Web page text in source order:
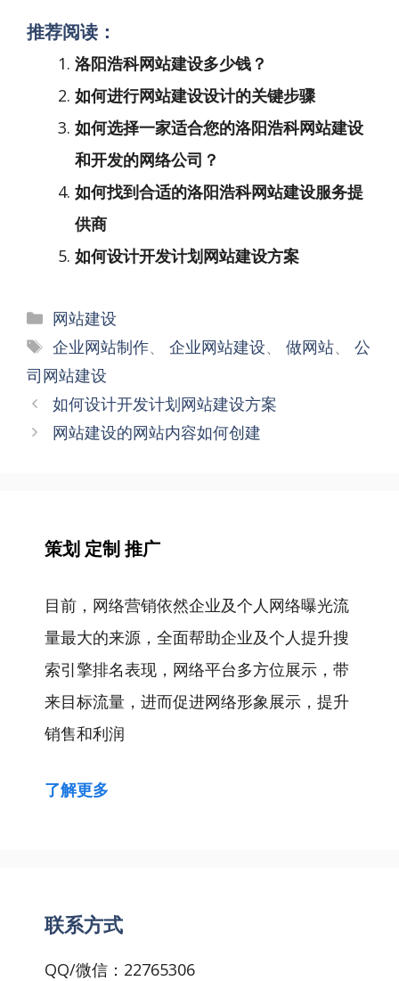
推荐阅读：
洛阳浩科网站建设多少钱？
如何进行网站建设设计的关键步骤
如何选择一家适合您的洛阳浩科网站建设
和开发的网络公司？
如何找到合适的洛阳浩科网站建设服务提
供商
如何设计开发计划网站建设方案
分
类
网站建设
标
签
企业网站制作、 企业网站建设、 做网站、 公
司网站建设
文
章
如何设计开发计划网站建设方案
网站建设的网站内容如何创建
策划 定制 推广
目前，网络营销依然企业及个人网络曝光流
量最大的来源，全面帮助企业及个人提升搜
索引擎排名表现，网络平台多方位展示，带
来目标流量，进而促进网络形象展示，提升
销售和利润
了解更多
联系方式
QQ/微信：22765306